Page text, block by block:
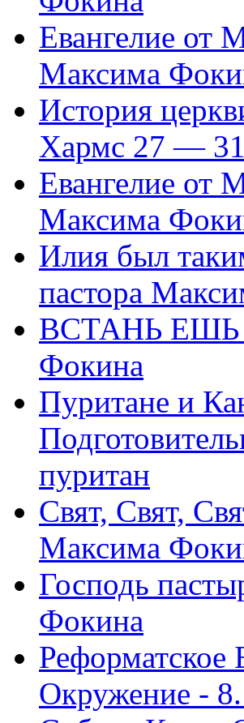
Евангелие от
Максима
История
Хармс 27 —
Евангелие от
Максима
Илия был
пастора
ВСТАНЬ ЕШЬ
Фокина
Пуритане и
пуритан
Свят, Свят,
Максима
Господь
Фокина
Реформатское
Окружение -